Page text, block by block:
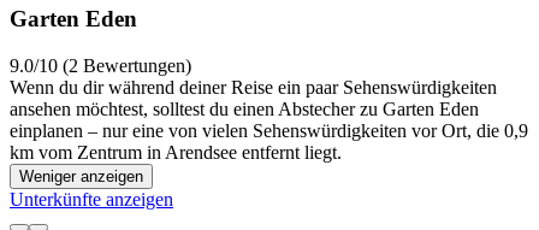
Garten Eden
9.0/10 (2 Bewertungen)
Wenn du dir während deiner Reise ein paar Sehenswürdigkeiten
ansehen möchtest, solltest du einen Abstecher zu Garten Eden
einplanen – nur eine von vielen Sehenswürdigkeiten vor Ort, die 0,9
km vom Zentrum in Arendsee entfernt liegt.
Weniger anzeigen
Unterkünfte anzeigen